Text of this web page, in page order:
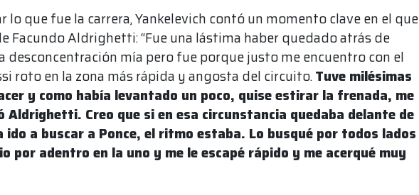
lo que fue la carrera, Yankelevich contó un momento clave en el que
Facundo Aldrighetti: “Fue una lástima haber quedado atrás de
desconcentración mía pero fue porque justo me encuentro con el
roto en la zona más rápida y angosta del circuito.Tuve milésimas
y como había levantado un poco, quise estirar la frenada, me
Aldrighetti. Creo que si en esa circunstancia quedaba delante de
ido a buscar a Ponce, el ritmo estaba. Lo busqué por todos lados
por adentro en la uno y me le escapé rápido y me acerqué muy